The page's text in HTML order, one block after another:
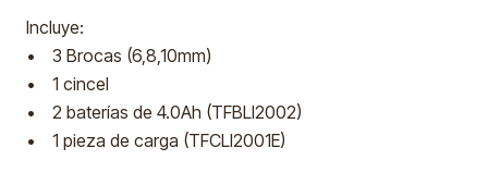
Incluye:
• 3 Brocas (6,8,10mm)
• 1 cincel
• 2 baterías de 4.0Ah (TFBLI2002)
• 1 pieza de carga (TFCLI2001E)